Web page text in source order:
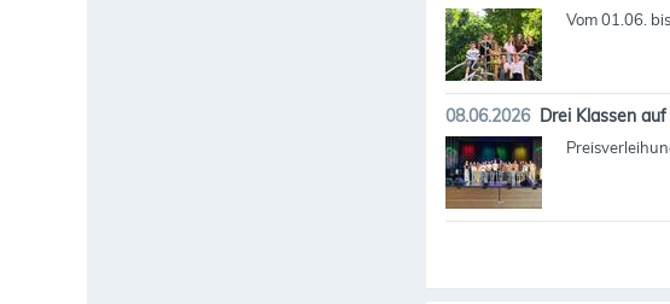
Vom 01.06.
08.06.2026 Drei Klassen